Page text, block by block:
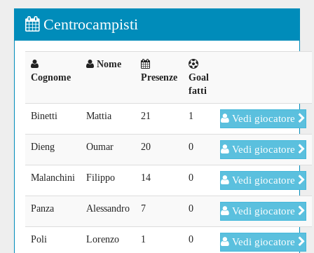
Centrocampisti
Cognome
Nome
Presenze
Goal
fatti
Binetti Mattia 21 1 Vedi giocatore
Dieng Oumar 20 0 Vedi giocatore
Malanchini Filippo 14 0 Vedi giocatore
Panza Alessandro 7 0 Vedi giocatore
Poli Lorenzo 1 0 Vedi giocatore